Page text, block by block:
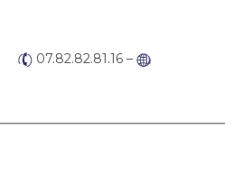
07.82.82.81.16 –